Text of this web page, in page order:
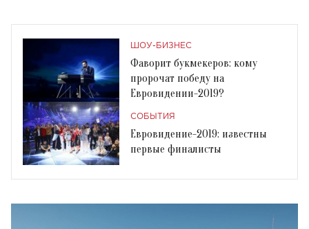
ШОУ-БИЗНЕС
Фаворит букмекеров: кому
пророчат победу на
Евровидении-2019?
СОБЫТИЯ
Евровидение-2019: известны
первые финалисты